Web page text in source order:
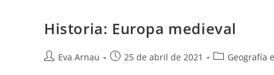
Historia: Europa medieval
AutorEva Arnau
Publicación
25 de abril de 2021
Categoría
Geografía